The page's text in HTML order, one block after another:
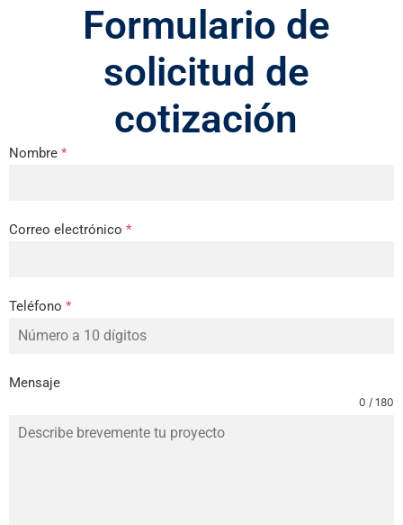
Formulario de
solicitud de
cotización
Nombre *
Correo electrónico *
Teléfono *
Mensaje
0 / 180